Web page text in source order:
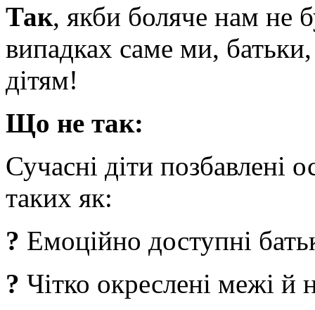
Так, якби боляче нам не
випадках саме ми,
дітям!
Що не так:
Сучасні діти позбавлені
таких як:
? Емоційно доступні
? Чітко окреслені межі й